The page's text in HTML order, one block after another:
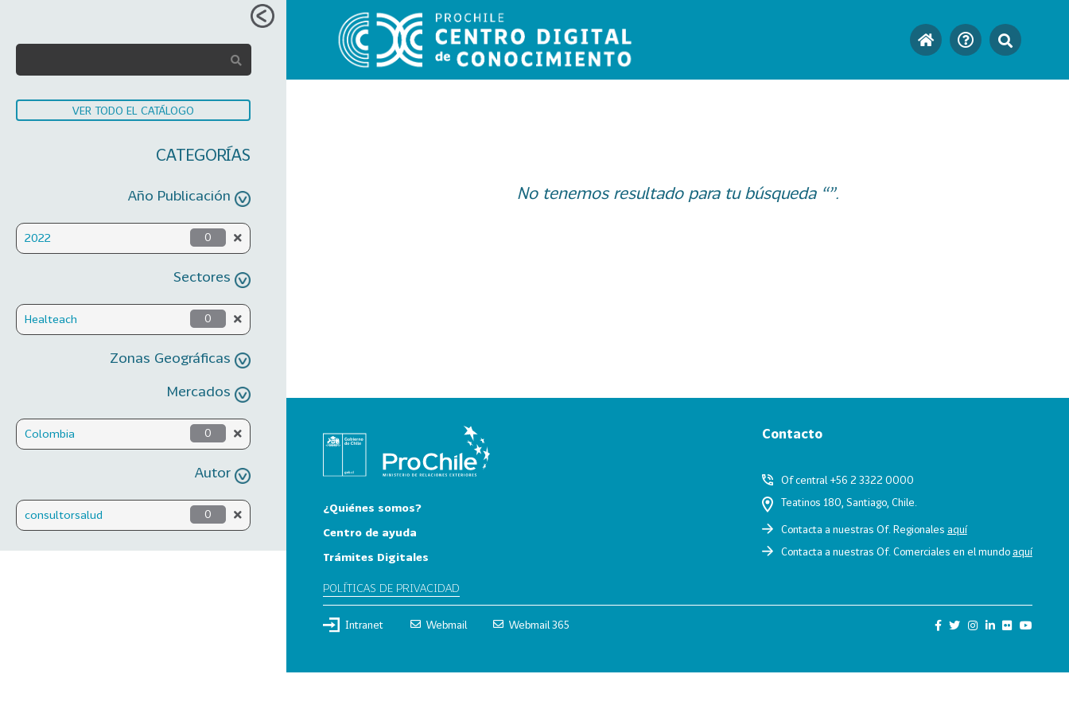
VER TODO EL CATÁLOGO
CATEGORÍAS
Año Publicación
2022 0
Sectores
Healteach 0
Zonas Geográficas
Mercados
Colombia 0
Autor
consultorsalud 0
No tenemos resultado para tu búsqueda “”.
¿Quiénes somos?
Centro de ayuda
Trámites Digitales
POLÍTICAS DE PRIVACIDAD
Contacto
Of central +56 2 3322 0000
Teatinos 180, Santiago, Chile.
Contacta a nuestras Of. Regionales aquí
Contacta a nuestras Of. Comerciales en el mundoaquí
Intranet Webmail Webmail 365